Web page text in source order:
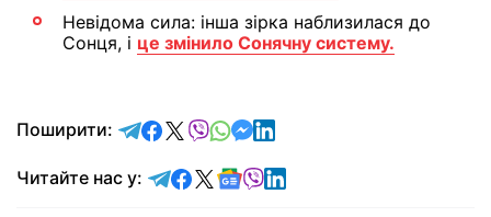
Невідома сила: інша зірка наблизилася до
Сонця, і це змінило Сонячну систему.
Поширити: відправити у Telegram
поділитись у Facebook
поділитись у X
відправити у Viber
відправити у Whatsapp
відправити у Messenger
відправити у LinkedIn
Читайте нас у: Читайте у Telegram
Читайте у Facebook
Читайте у X
Читайте у Google news
Читайте у Viber
Читайте у LinkedIn